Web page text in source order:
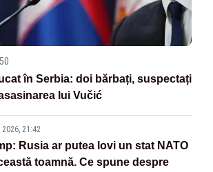
în Serbia: doi bărbați, suspectați
lui Vučić
21:42
Rusia ar putea lovi un stat NATO
toamnă. Ce spune despre